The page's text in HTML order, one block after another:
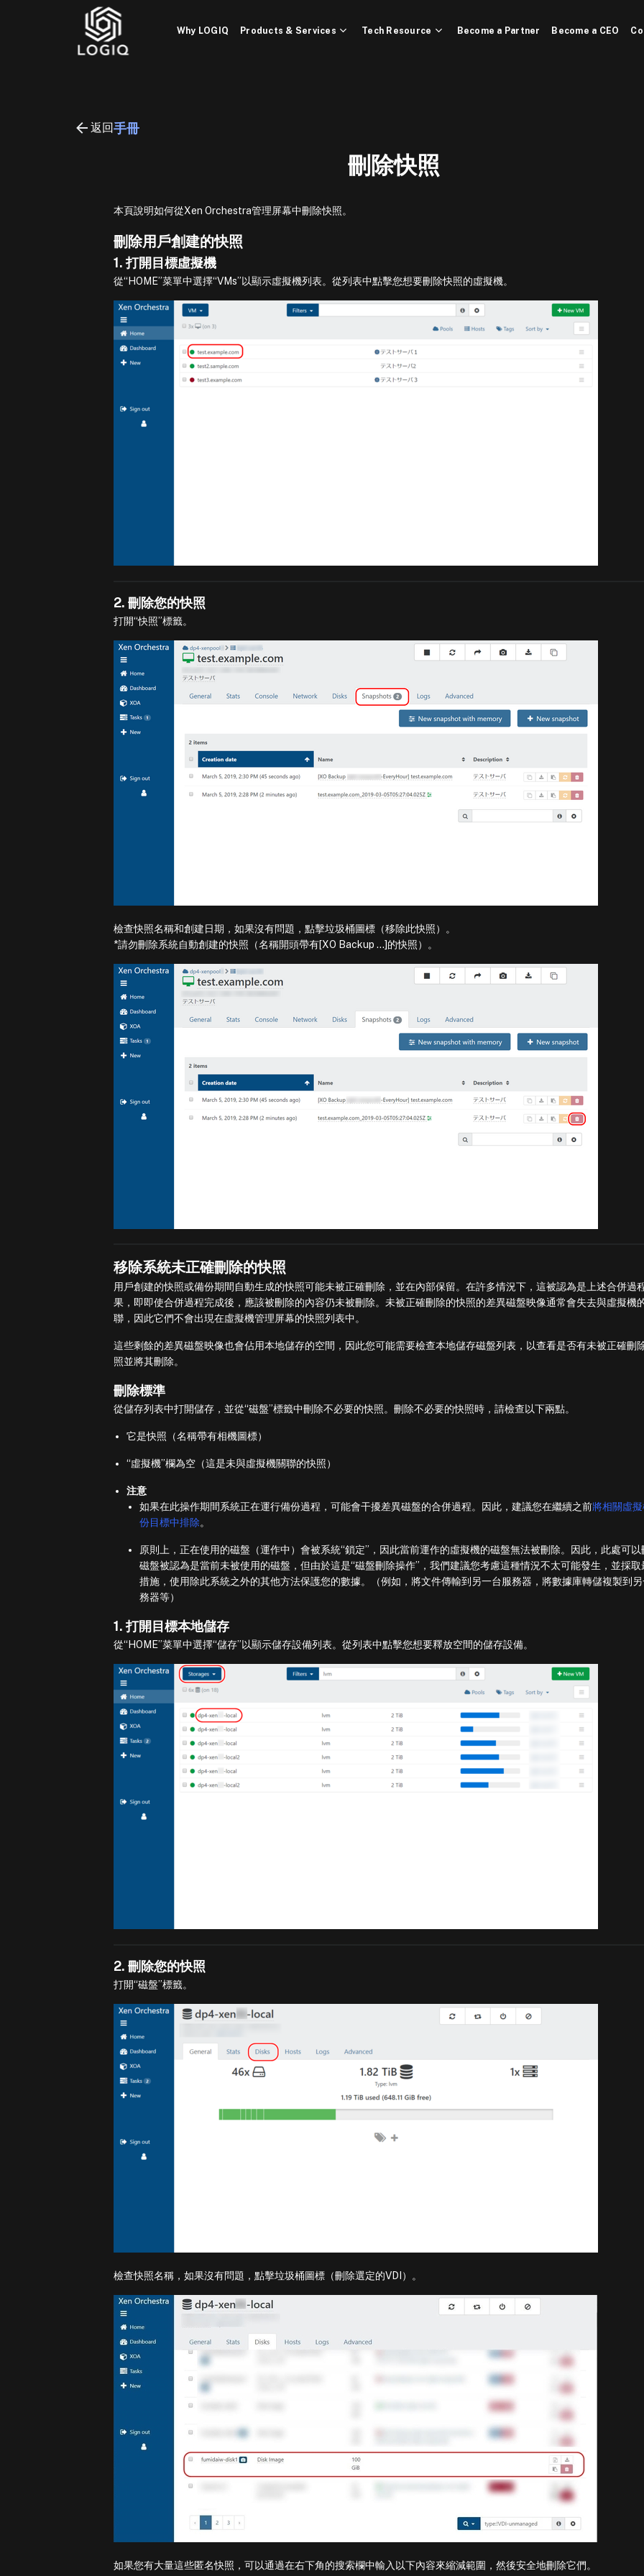
Why LOGIQ Products & Services Tech Resource Become a Partner Become a CEO
返回手冊
刪除快照
本頁說明如何從Xen Orchestra管理屏幕中刪除快照。
刪除用戶創建的快照
1. 打開目標虛擬機
從“HOME”菜單中選擇“VMs”以顯示虛擬機列表。從列表中點擊您想要刪除快照的虛擬機。
2. 刪除您的快照
打開“快照”標籤。
檢查快照名稱和創建日期，如果沒有問題，點擊垃圾桶圖標（移除此快照）。
*請勿刪除系統自動創建的快照（名稱開頭帶有[XO Backup …]的快照）。
移除系統未正確刪除的快照
用戶創建的快照或備份期間自動生成的快照可能未被正確刪除，並在內部保留。在許多情況下，這被認為是上述合併過
果，即即使合併過程完成後，應該被刪除的內容仍未被刪除。未被正確刪除的快照的差異磁盤映像通常會失去與虛擬機
聯，因此它們不會出現在虛擬機管理屏幕的快照列表中。
這些剩餘的差異磁盤映像也會佔用本地儲存的空間，因此您可能需要檢查本地儲存磁盤列表，以查看是否有未被正確刪
照並將其刪除。
刪除標準
從儲存列表中打開儲存，並從“磁盤”標籤中刪除不必要的快照。刪除不必要的快照時，請檢查以下兩點。
它是快照（名稱帶有相機圖標）
“虛擬機”欄為空（這是未與虛擬機關聯的快照）
注意
如果在此操作期間系統正在運行備份過程，可能會干擾差異磁盤的合併過程。因此，建議您在繼續之前將相關虛
份目標中排除。
原則上，正在使用的磁盤（運作中）會被系統“鎖定”，因此當前運作的虛擬機的磁盤無法被刪除。因此，此處可以
磁盤被認為是當前未被使用的磁盤，但由於這是“磁盤刪除操作”，我們建議您考慮這種情況不太可能發生，並採取
措施，使用除此系統之外的其他方法保護您的數據。（例如，將文件傳輸到另一台服務器，將數據庫轉儲複製到
務器等）
1. 打開目標本地儲存
從“HOME”菜單中選擇“儲存”以顯示儲存設備列表。從列表中點擊您想要釋放空間的儲存設備。
2. 刪除您的快照
打開“磁盤”標籤。
檢查快照名稱，如果沒有問題，點擊垃圾桶圖標（刪除選定的VDI）。
如果您有大量這些匿名快照，可以通過在右下角的搜索欄中輸入以下內容來縮減範圍，然後安全地刪除它們。